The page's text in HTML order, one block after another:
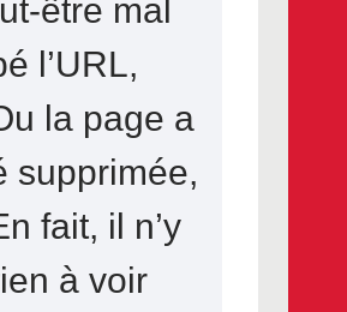
être mal
l’URL,
la page a
supprimée,
fait, il n’y
à voir